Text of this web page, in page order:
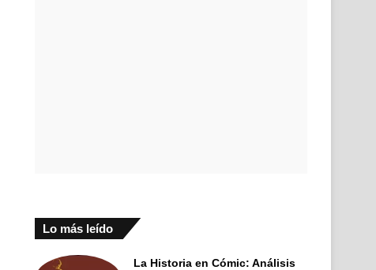
Lo más leído
La Historia en Cómic: Análisis